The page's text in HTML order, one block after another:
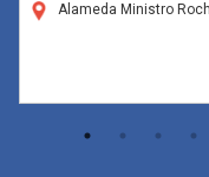
Alameda Ministro